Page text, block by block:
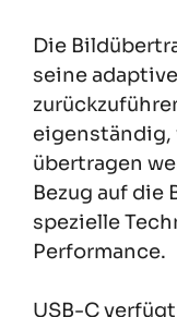
Die
seine
eigenständig,
übertragen
Bezug auf die
spezielle
Performance.
USB-C